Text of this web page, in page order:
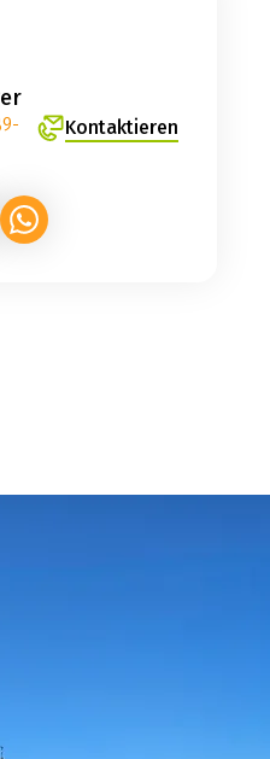
Kontaktieren
NEUEM TAB)
IN NEUEM TAB)
(LINK ÖFFNET IN NEUEM TAB)